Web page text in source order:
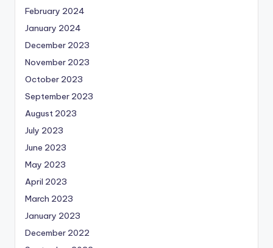
February 2024
January 2024
December 2023
November 2023
October 2023
September 2023
August 2023
July 2023
June 2023
May 2023
April 2023
March 2023
January 2023
December 2022